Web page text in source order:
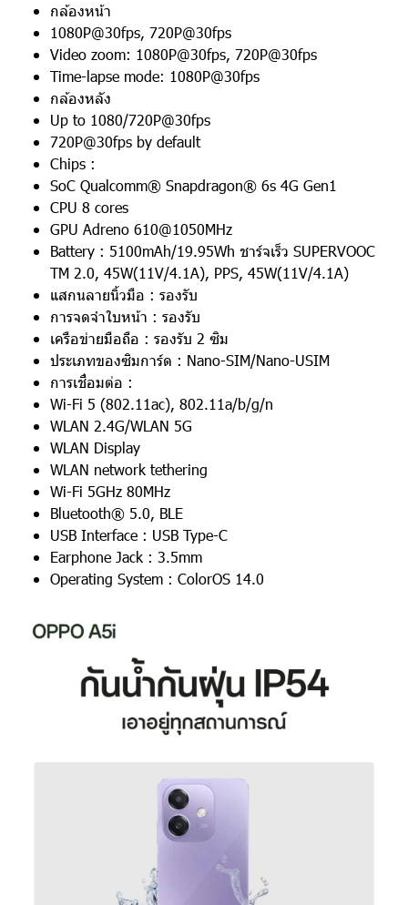
กล้องหน้า
1080P@30fps, 720P@30fps
Video zoom: 1080P@30fps, 720P@30fps
Time-lapse mode: 1080P@30fps
กล้องหลัง
Up to 1080/720P@30fps
720P@30fps by default
Chips :
SoC Qualcomm® Snapdragon® 6s 4G Gen1
CPU 8 cores
GPU Adreno 610@1050MHz
Battery : 5100mAh/19.95Wh ชาร์จเร็ว SUPERVOOC
TM 2.0, 45W(11V/4.1A), PPS, 45W(11V/4.1A)
แสกนลายนิ้วมือ : รองรับ
การจดจำใบหน้า : รองรับ
เครือข่ายมือถือ : รองรับ 2 ซิม
ประเภทของซิมการ์ด : Nano-SIM/Nano-USIM
การเชื่อมต่อ :
Wi-Fi 5 (802.11ac), 802.11a/b/g/n
WLAN 2.4G/WLAN 5G
WLAN Display
WLAN network tethering
Wi-Fi 5GHz 80MHz
Bluetooth® 5.0, BLE
USB Interface : USB Type-C
Earphone Jack : 3.5mm
Operating System : ColorOS 14.0